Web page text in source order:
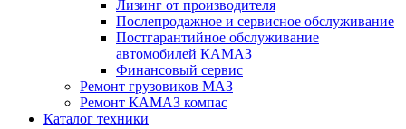
Лизинг от производителя
Послепродажное и сервисное обслуживание
Постгарантийное обслуживание
автомобилей КАМАЗ
Финансовый сервис
Ремонт грузовиков МАЗ
Ремонт КАМАЗ компас
Каталог техники